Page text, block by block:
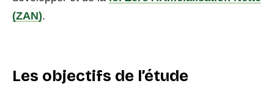
(ZAN).
Les objectifs de l’étude